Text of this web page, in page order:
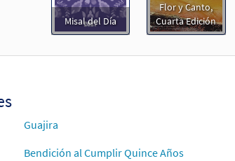
Evangelico: Canto de Maria [Acompañamiento
de María [Acompañamiento Guitarra - Descargue]
Misal del Día
Flor y Canto,
Cuarta Edición
Guajira
Bendición al Cumplir Quince Años